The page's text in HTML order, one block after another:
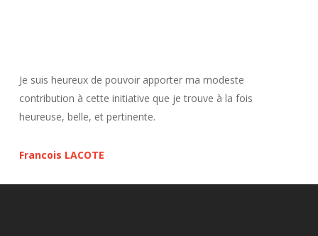
Je suis heureux de pouvoir apporter ma modeste
contribution à cette initiative que je trouve à la fois
heureuse, belle, et pertinente.
Francois LACOTE